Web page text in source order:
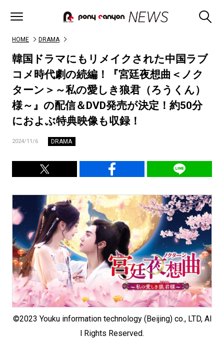
HOME DRAMA
韓国ドラマにもリメイクされた中国ラブ
コメ時代劇の続編！『宮廷夜想曲＜ノク
ターン＞～私の愛しき狼君（ろうくん）
様～』の配信＆DVD発売が決定！約50分
におよぶ特典映像も収録！
2024/11/6 DRAMA
©2023 Youku information technology (Beijing) co., LTD, Al
l Rights Reserved.